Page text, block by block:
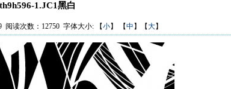
th9h596-1.JC1黑白
阅读次数：12750 字体大小: 【小】 【中 】【大】